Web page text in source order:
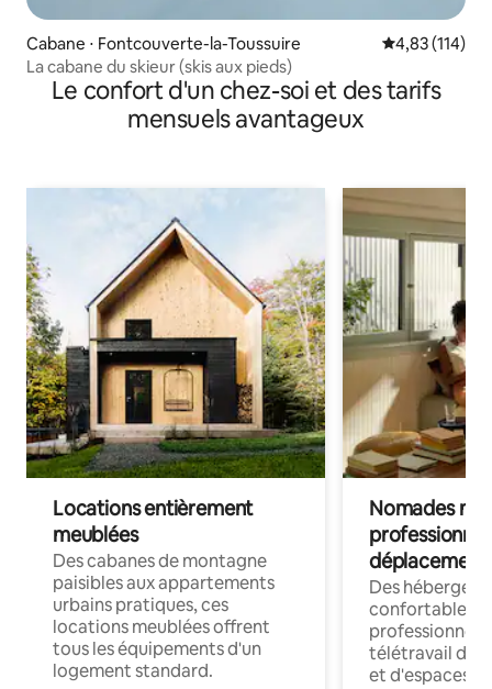
Cabane ⋅ Fontcouverte-la-Toussuire Évaluation
4,83 (114)
La cabane du skieur (skis aux pieds)
Le confort d'un chez-soi et des tarifs
mensuels avantageux
Locations entièrement
meublées
Des cabanes de montagne
paisibles aux appartements
urbains pratiques, ces
locations meublées offrent
tous les équipements d'un
logement standard.
Nomades
déplacement
Des
confortables
professionnels
télétravail
et d'espaces